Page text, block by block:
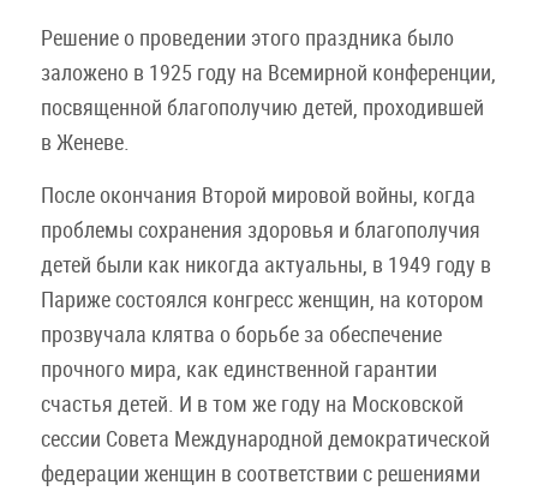
Решение о проведении этого праздника было
заложено в 1925 году на Всемирной конференции,
посвященной благополучию детей, проходившей
в Женеве.
После окончания Второй мировой войны, когда
проблемы сохранения здоровья и благополучия
детей были как никогда актуальны, в 1949 году в
Париже состоялся конгресс женщин, на котором
прозвучала клятва о борьбе за обеспечение
прочного мира, как единственной гарантии
счастья детей. И в том же году на Московской
сессии Совета Международной демократической
федерации женщин в соответствии с решениями